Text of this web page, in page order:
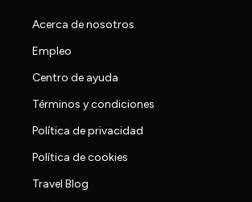
Acerca de nosotros
Empleo
Centro de ayuda
Términos y condiciones
Política de privacidad
Política de cookies
Travel Blog